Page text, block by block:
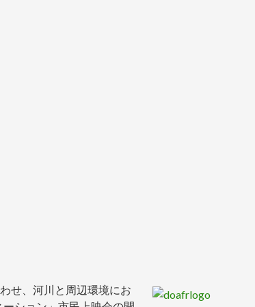
せ、河川と周辺環境にお